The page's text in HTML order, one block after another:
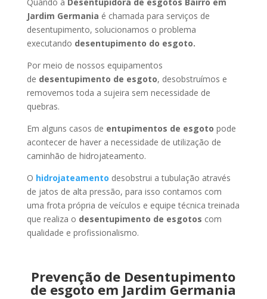
Jardim Germania é chamada para serviços de
desentupimento, solucionamos o problema
executando desentupimento do esgoto.
Por meio de nossos equipamentos
de desentupimento de esgoto, desobstruímos e
removemos toda a sujeira sem necessidade de
quebras.
Em alguns casos de entupimentos de esgoto pode
acontecer de haver a necessidade de utilização de
caminhão de hidrojateamento.
O hidrojateamento desobstrui a tubulação através
de jatos de alta pressão, para isso contamos com
uma frota própria de veículos e equipe técnica treinada
que realiza o desentupimento de esgotos com
qualidade e profissionalismo.
Prevenção de Desentupimento
de esgoto em Jardim Germania